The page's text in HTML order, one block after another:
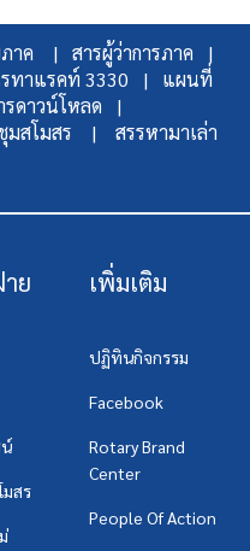
ภาค |
สารผู้ว่าการภาค |
รทาแรคท์ 3330 |
แผนที่
รดาวน์โหลด |
ชุมสโมสร | สรรหามาเล่า
ย
สร
เพิ่มเติม
ปฏิทินกิจกรรม
Facebook
Rotary Brand
Center
People Of Action